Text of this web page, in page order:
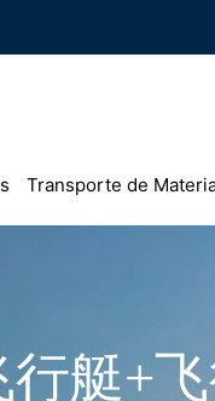
Transporte de
艇+